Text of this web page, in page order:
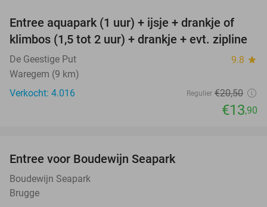
32%
Entree aquapark (1 uur) + ijsje + drankje of
klimbos (1,5 tot 2 uur) + drankje + evt. zipline
De Geestige Put 9.8 star
Waregem (9 km)
Verkocht: 4.016
Regulier €20,50
€13,90
Entree voor Boudewijn Seapark
Boudewijn Seapark
Brugge